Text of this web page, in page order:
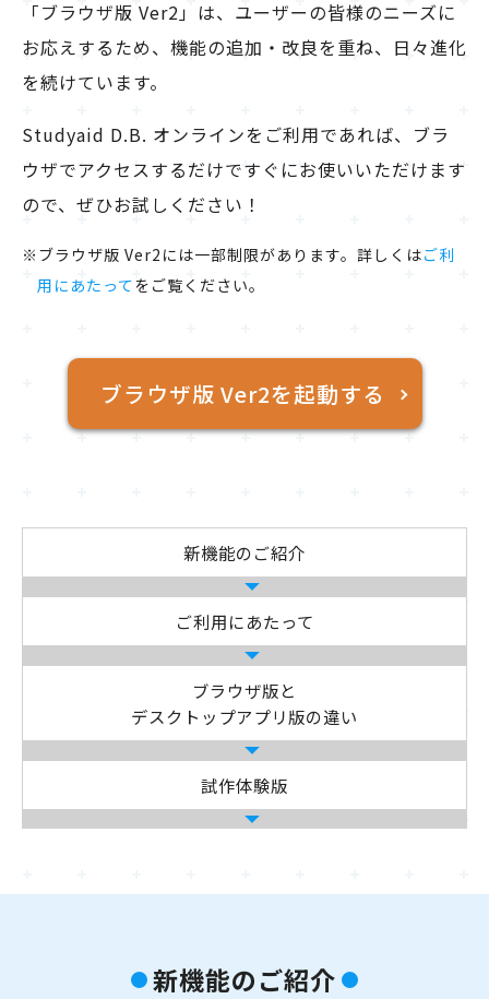
「ブラウザ版 Ver2」は、ユーザーの皆様のニーズに
お応えするため、機能の追加・改良を重ね、日々進化
を続けています。
Studyaid D.B. オンラインをご利用であれば、ブラ
ウザでアクセスするだけですぐにお使いいただけます
ので、ぜひお試しください！
ブラウザ版 Ver2には一部制限があります。詳しくはご利
用にあたって をご覧ください。
ブラウザ版 Ver2を起動する
新機能のご紹介
ご利用にあたって
ブラウザ版と
デスクトップアプリ版の違い
試作体験版
新機能のご紹介